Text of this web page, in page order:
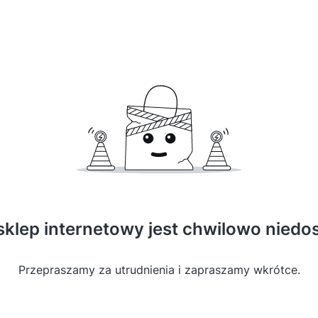
internetowy jest chwilowo
Przepraszamy za utrudnienia i zapraszamy wkrótce.